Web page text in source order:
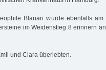
Blanari wurde ebenfalls
im Weidenstieg 8 erinnern
und Clara überlebten.